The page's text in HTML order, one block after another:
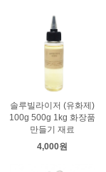
솔루빌라이저 (유화제)
100g 500g 1kg 화장품
만들기 재료
4,000원